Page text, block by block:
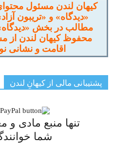
کیهان لندن مسئول
«دیدگاه» و «تریبون
مطالب در بخش «دیدگاه»
محفوظ کیهان لندن
اقامت و نشانی
پشتیبانی مالی از کیهانِ لندن
تنها منبع مادی و
شما